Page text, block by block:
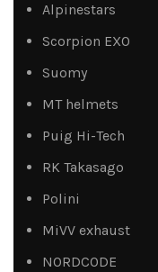
Alpinestars
Scorpion EXO
Suomy
MT helmets
Puig Hi-Tech
RK Takasago
Polini
MiVV exhaust
NORDCODE